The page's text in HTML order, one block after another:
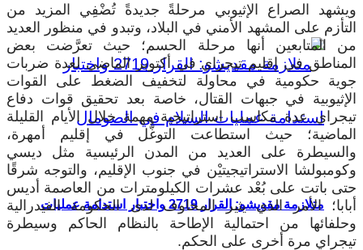
متلازمة مقديشو: القرار 2719 واختبار استدامة عمليات
ويشهد الصراع الإثيوبي مرحلةً جديدةً تُضْفِي المزيد من
التأزم على المشهد الأمني في البلاد، وتبدو في منظور العديد
من المتابعين أنها مرحلة الحسم؛ حيث تعرَّضت بعض
المناطق في إقليم تيجراي في أكتوبر الماضي لعدة ضربات
جوية حكومية في محاولة لتخفيف الضغط على القوات
الإثيوبية في جبهات القتال، خاصة بعد تحقيق قوات دفاع
تيجراي عدة مكاسب استراتيجية مهمة خلال الأيام القليلة
الماضية؛ حيث استطاعت التوغُّل في إقليم أمهرة،
والسيطرة على العديد من المدن الرئيسية مثل ديسي
وكومبولشا الاستراتيجيتيْن في جنوب الإقليم، والتوجه شرقًا
حتى باتت على بُعْد عشرات الكيلومترات من العاصمة أديس
أبابا؛ الأمر الذي يثير المخاوف لدى الحكومة الفيدرالية
وحلفائها من احتمالية الإطاحة بالنظام الحاكم وسيطرة
تيجراي مرة أخرى على الحكم.